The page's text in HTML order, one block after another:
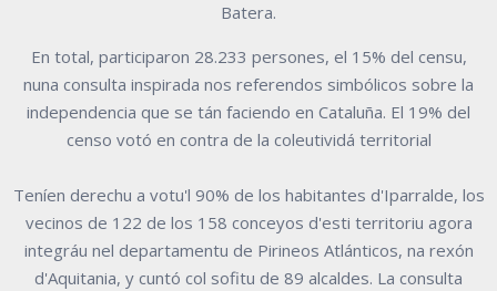
Batera.
En total, participaron 28.233 persones, el 15% del censu,
nuna consulta inspirada nos referendos simbólicos sobre la
independencia que se tán faciendo en Cataluña. El 19% del
censo votó en contra de la coleutividá territorial
Teníen derechu a votu'l 90% de los habitantes d'Iparralde, los
vecinos de 122 de los 158 conceyos d'esti territoriu agora
integráu nel departamentu de Pirineos Atlánticos, na rexón
d'Aquitania, y cuntó col sofitu de 89 alcaldes. La consulta